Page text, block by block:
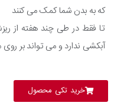
که به بدن شما کمک می کنند
تا فقط در طی چند هفته از
آبکشی ندارد و می تواند بر
خرید تکی محصول